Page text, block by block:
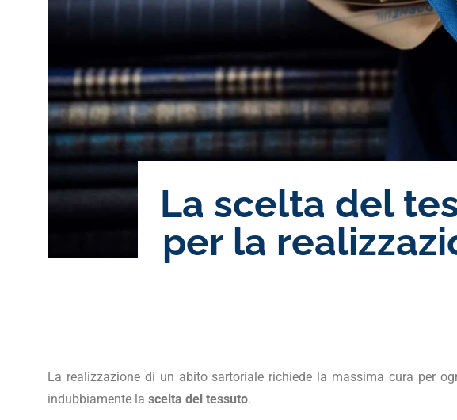
La scelta del
per la
La realizzazione di un abito sartoriale richiede la massima cura per
indubbiamente la scelta del tessuto.